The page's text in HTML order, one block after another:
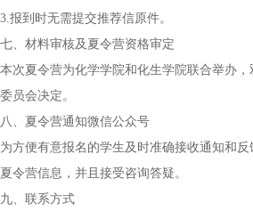
3.报到时无需提交推荐信原件。
七、材料审核及夏令营资格审定
本次夏令营为化学学院和化生学院联合举办
委员会决定。
八、夏令营通知微信公众号
为方便有意报名的学生及时准确接收通知和
夏令营信息，并且接受咨询答疑。
九、联系方式